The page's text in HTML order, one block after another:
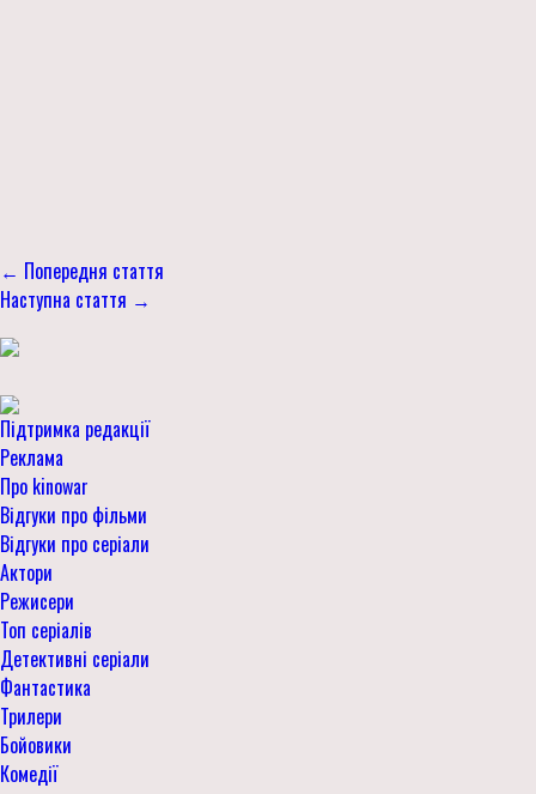
← Попередня стаття
Наступна стаття →
Підтримка редакції
Реклама
Про kinowar
Відгуки про фільми
Відгуки про серіали
Актори
Режисери
Топ серіалів
Детективні серіали
Фантастика
Трилери
Бойовики
Комедії